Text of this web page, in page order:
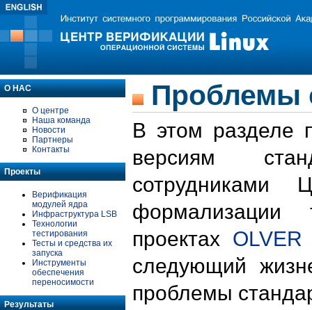
О НАС
О центре
Наша команда
Новости
Партнеры
Контакты
Проекты
Верификация
модулей ядра
Инфраструктура LSB
Технологии
тестирования
Тесты и средства их
запуска
Инструменты
обеспечения
переносимости
Результаты
Проблемы
В этом разделе
версиям
формализации
проектах OLVER
следующий
проблемы